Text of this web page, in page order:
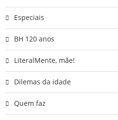
Especiais
BH 120 anos
LiteralMente, mãe!
Dilemas da idade
Quem faz